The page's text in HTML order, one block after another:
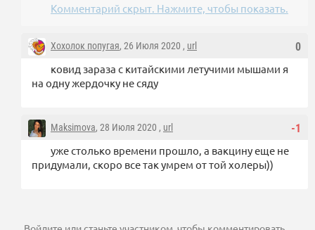
Комментарий скрыт. Нажмите, чтобы показать.
0
Хохолок попугая, 26 Июля 2020 , url
ковид зараза с китайскими летучими мышами я
на одну жердочку не сяду
-1
Maksimova, 28 Июля 2020 , url
уже столько времени прошло, а вакцину еще не
придумали, скоро все так умрем от той холеры))